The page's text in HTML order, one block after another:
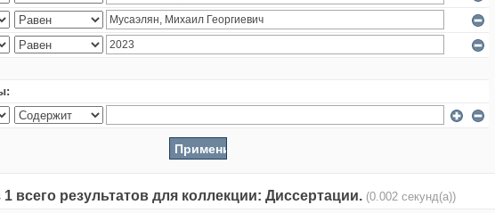
всего результатов для коллекции: Диссертации. (0.002 секунд(а))